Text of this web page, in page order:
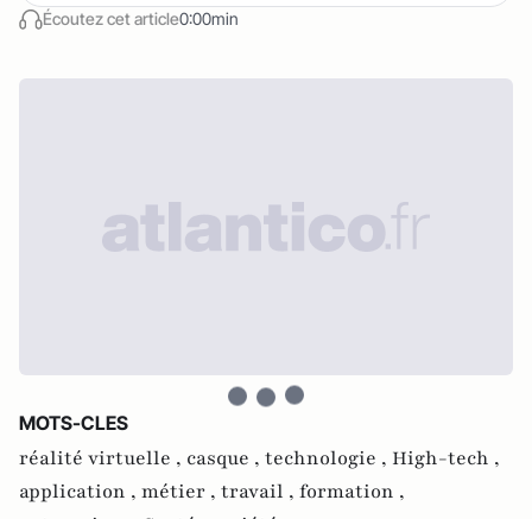
Écoutez cet article0:00min
MOTS-CLES
réalité virtuelle , casque , technologie , High-tech ,
application , métier , travail , formation ,